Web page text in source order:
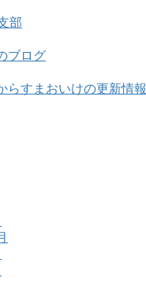
部
ブログ
らすまおいけの更新情報